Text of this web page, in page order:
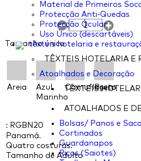
Material de Primeiros
Protecção Anti-Quedas
Protecção Ócular
Uso Único (descartáveis)
têxteis hotelaria e
TÊXTEIS HOTELARIA E
Atoalhados e Decoração
TÊXTEIS
ATOALHADOS E
Bolsas/ Panos e
Cortinados
Guardanapos
Riços (Saiotes)
Tamanho único
Areia
Azul
Marinho
Camuflagem
Preto
: RGBN20
Panamá.
Quatro costuras.
Tamanho de Adulto